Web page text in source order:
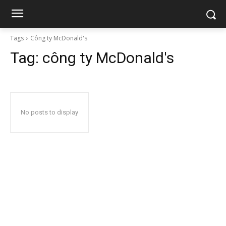
Tags Công ty McDonald's
Tag: công ty McDonald's
No posts to display